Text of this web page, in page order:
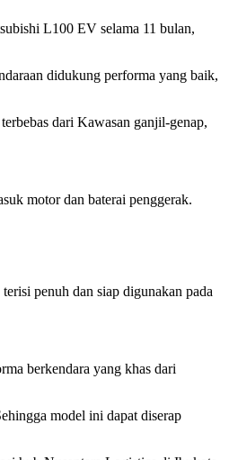
L100 EV selama 11 bulan,
didukung performa yang baik,
dari Kawasan ganjil-genap,
motor dan baterai penggerak.
penuh dan siap digunakan pada
berkendara yang khas dari
model ini dapat diserap